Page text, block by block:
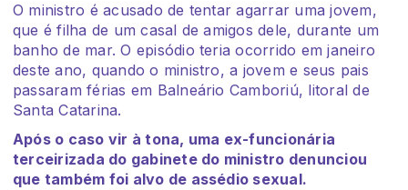
O ministro é acusado de tentar agarrar uma jovem,
que é filha de um casal de amigos dele, durante um
banho de mar. O episódio teria ocorrido em janeiro
deste ano, quando o ministro, a jovem e seus pais
passaram férias em Balneário Camboriú, litoral de
Santa Catarina.
Após o caso vir à tona, uma ex-funcionária
terceirizada do gabinete do ministro denunciou
que também foi alvo de assédio sexual.